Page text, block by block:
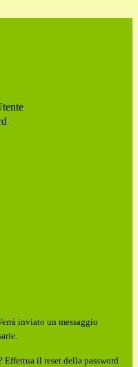
inviato un messaggio
Effettua il reset della password